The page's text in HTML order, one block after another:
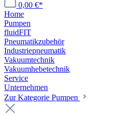
0,00 €*
Home
Pumpen
fluidFIT
Pneumatikzubehör
Industriepneumatik
Vakuumtechnik
Vakuumhebetechnik
Service
Unternehmen
Zur Kategorie Pumpen